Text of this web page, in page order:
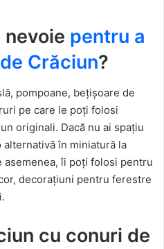
nevoie pentru a
Crăciun?
pompoane, bețișoare de
pe care le poți folosi
originali. Dacă nu ai spațiu
în miniatură la
asemenea, îi poți folosi pentru
decorațiuni pentru ferestre
cu conuri de